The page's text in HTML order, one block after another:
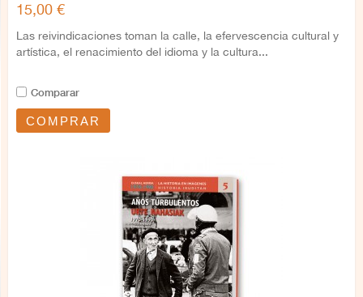
15,00 €
Las reivindicaciones toman la calle, la efervescencia cultural y
artística, el renacimiento del idioma y la cultura...
Comparar
COMPRAR